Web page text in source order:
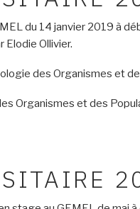
du 14 janvier 2019 à
Elodie Ollivier.
des Organismes et
Organismes et des